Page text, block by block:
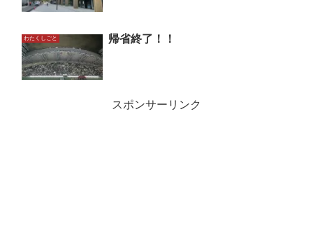
わたくしごと 帰省終了！！
スポンサーリンク